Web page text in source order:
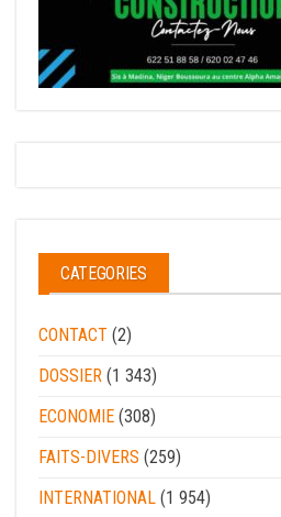
CATEGORIES
CONTACT (2)
DOSSIER (1 343)
ECONOMIE (308)
FAITS-DIVERS (259)
INTERNATIONAL (1 954)